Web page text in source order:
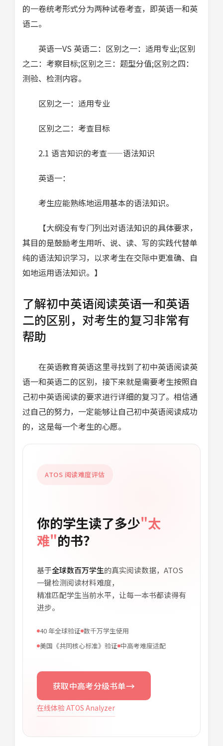
的一卷统考形式分为两种试卷考查，即英语一和英
语二。
英语一VS 英语二：区别之一：适用专业;区别
之二：考察目标;区别之三：题型分值;区别之四：
测验、检测内容。
区别之一：适用专业
区别之二：考查目标
2.1 语言知识的考查——语法知识
英语一：
考生应能熟练地运用基本的语法知识。
【大纲没有专门列出对语法知识的具体要求，
其目的是鼓励考生用听、说、读、写的实践代替单
纯的语法知识学习，以求考生在交际中更准确、自
如地运用语法知识。】
了解初中英语阅读英语一和英语
二的区别，对考生的复习非常有
帮助
在英语教育英语这里寻找到了初中英语阅读英
语一和英语二的区别，接下来就是需要考生按照自
己初中英语阅读的要求进行详细的复习了。相信通
过自己的努力，一定能够让自己初中英语阅读成功
的，这是每一个考生的心愿。
ATOS 阅读难度评估
你的学生读了多少"太
难"的书？
基于全球数百万学生的真实阅读数据，ATOS
一键检测阅读材料难度，
精准匹配学生当前水平，让每一本书都读得有
进步。
40 年全球验证 数千万学生使用
美国《共同核心标准》验证 中高考难度适配
获取中高考分级书单→
在线体验 ATOS Analyzer